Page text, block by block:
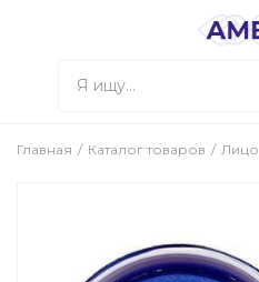
Главная Каталог товаров Лицо